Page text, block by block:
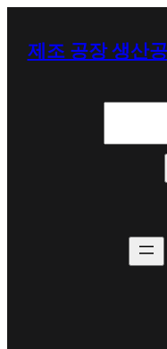
제조 공장 생산